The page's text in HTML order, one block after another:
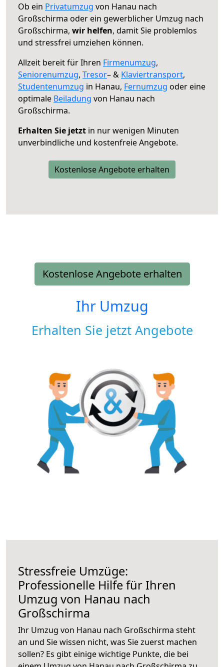
Ob ein Privatumzug von Hanau nach
Großschirma oder ein gewerblicher Umzug nach
Großschirma, wir helfen, damit Sie problemlos
und stressfrei umziehen können.
Allzeit bereit für Ihren Firmenumzug,
Seniorenumzug, Tresor– & Klaviertransport,
Studentenumzug in Hanau, Fernumzug oder eine
optimale Beiladung von Hanau nach
Großschirma.
Erhalten Sie jetzt in nur wenigen Minuten
unverbindliche und kostenfreie Angebote.
Kostenlose Angebote erhalten
Kostenlose Angebote erhalten
Ihr Umzug
Erhalten Sie jetzt Angebote
Stressfreie Umzüge:
Professionelle Hilfe für Ihren
Umzug von Hanau nach
Großschirma
Ihr Umzug von Hanau nach Großschirma steht
an und Sie wissen nicht, was Sie zuerst machen
sollen? Es gibt einige wichtige Punkte, die bei